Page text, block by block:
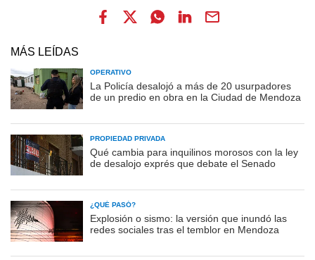
MÁS LEÍDAS
OPERATIVO
La Policía desalojó a más de 20 usurpadores
de un predio en obra en la Ciudad de Mendoza
PROPIEDAD PRIVADA
Qué cambia para inquilinos morosos con la ley
de desalojo exprés que debate el Senado
¿QUÉ PASÓ?
Explosión o sismo: la versión que inundó las
redes sociales tras el temblor en Mendoza